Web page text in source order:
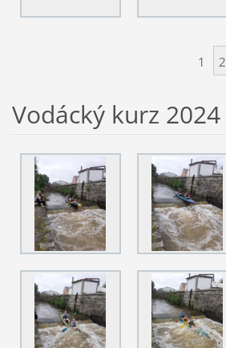
1 2
Vodácký kurz 2024